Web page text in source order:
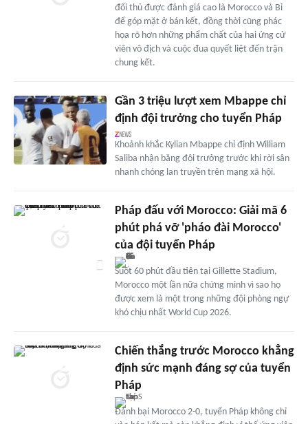
đối thủ được đánh giá cao là Morocco và Bỉ
để góp mặt ở bán kết, đồng thời cũng phác
họa rõ hơn những phẩm chất của hai ứng cử
viên vô địch và cuộc đua quyết liệt đến trận
chung kết.
Gần 3 triệu lượt xem Mbappe chỉ
định đội trưởng cho tuyển Pháp
Khoảnh khắc Kylian Mbappe chỉ định William
Saliba nhận băng đội trưởng trước khi rời sân
nhanh chóng lan truyền trên mạng xã hội.
Pháp đấu với Morocco: Giải mã 6
phút phá vỡ 'pháo đài Morocco'
của đội tuyển Pháp
Suốt 60 phút đầu tiên tại Gillette Stadium,
Morocco một lần nữa chứng minh vì sao họ
được xem là một trong những đội phòng ngự
khó chịu nhất World Cup 2026.
Chiến thắng trước Morocco khẳng
định sức mạnh đáng sợ của tuyển
Pháp
Đánh bại Morocco 2-0, tuyển Pháp không chỉ